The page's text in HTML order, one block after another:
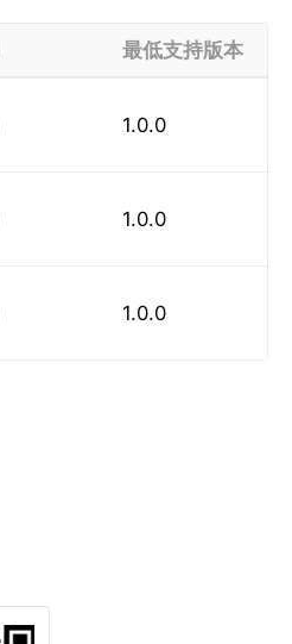
最低支持版本
1.0.0
1.0.0
1.0.0